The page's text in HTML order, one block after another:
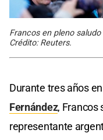
Francos en pleno
Crédito: Reuters.
Durante tres años
Fernández, Francos
representante